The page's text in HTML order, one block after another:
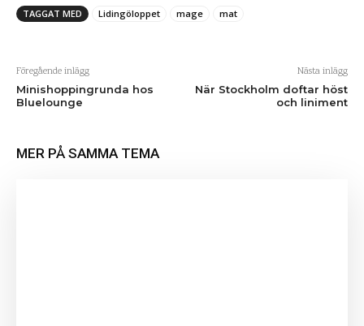
TAGGAT MED Lidingöloppet mage mat
Föregående inlägg
Minishoppingrunda hos
Bluelounge
Nästa inlägg
När Stockholm doftar höst
och liniment
MER PÅ SAMMA TEMA